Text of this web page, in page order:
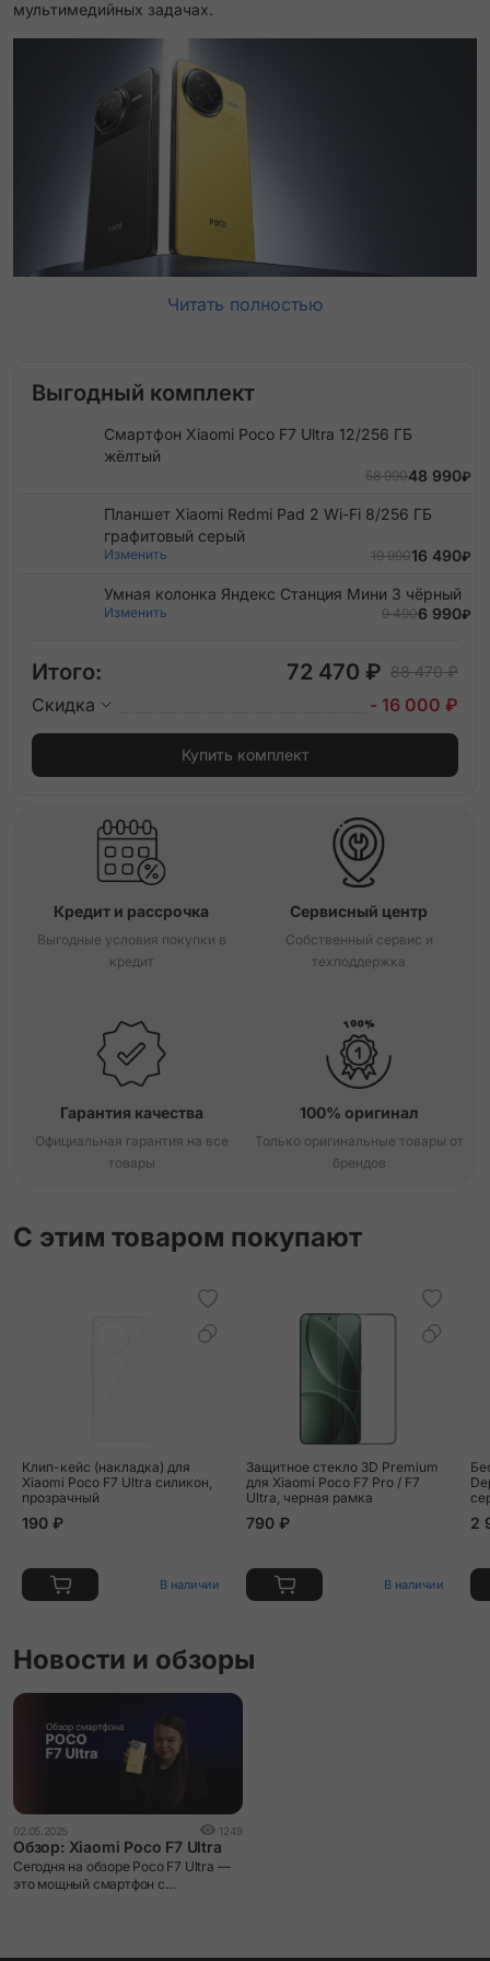
мультимедийных задачах.
Читать полностью
Выгодный комплект
Смартфон Xiaomi Poco F7 Ultra 12/256 ГБ
жёлтый
48 990₽
58 990
Планшет Xiaomi Redmi Pad 2 Wi-Fi 8/256 ГБ
графитовый серый
Изменить 16 490₽
19 990
Умная колонка Яндекс Станция Мини 3 чёрный
Изменить 6 990₽
9 490
Итого: 72 470 ₽ 88 470 ₽
Скидка - 16 000 ₽
Купить комплект
Кредит и рассрочка
Выгодные условия покупки в
кредит
Сервисный центр
Собственный сервис и
техподдержка
Гарантия качества
Официальная гарантия на все
товары
100% оригинал
Только оригинальные товары от
брендов
С этим товаром покупают
Клип-кейс (накладка) для
Xiaomi Poco F7 Ultra силикон,
прозрачный
190 ₽
В наличии
Защитное стекло 3D Premium
для Xiaomi Poco F7 Pro / F7
Ultra, черная рамка
790 ₽
В наличии
2
Новости и обзоры
02.05.2025 1249
Обзор: Xiaomi Poco F7 Ultra
Сегодня на обзоре Poco F7 Ultra —
это мощный смартфон с
мощная камера позволят вам